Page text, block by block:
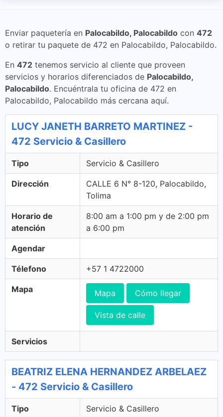
Enviar paquetería en Palocabildo, Palocabildo con 472
o retirar tu paquete de 472 en Palocabildo, Palocabildo.
En 472 tenemos servicio al cliente que proveen
servicios y horarios diferenciados de Palocabildo,
Palocabildo. Encuéntrala tu oficina de 472 en
Palocabildo, Palocabildo más cercana aquí.
LUCY JANETH BARRETO MARTINEZ -
472 Servicio & Casillero
Tipo Servicio & Casillero
Dirección
CALLE 6 N° 8-120, Palocabildo,
Tolima
Horario de
atención
8:00 am a 1:00 pm y de 2:00 pm
a 6:00 pm
Agendar
Télefono +57 1 4722000
Mapa Mapa Cómo llegar
Vista de calle
Servicios
BEATRIZ ELENA HERNANDEZ ARBELAEZ
- 472 Servicio & Casillero
Tipo Servicio & Casillero